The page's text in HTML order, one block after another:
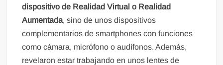
dispositivo de Realidad Virtual o Realidad
Aumentada, sino de unos dispositivos
complementarios de smartphones con funciones
como cámara, micrófono o audífonos. Además,
revelaron estar trabajando en unos lentes de